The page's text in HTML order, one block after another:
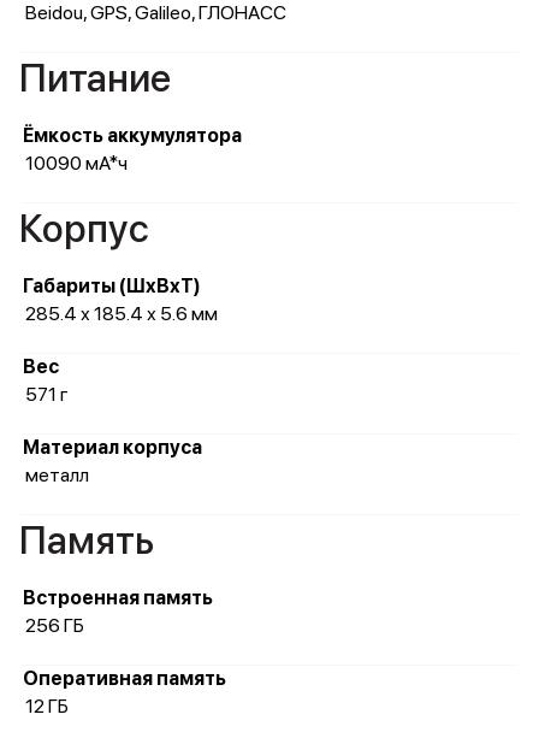
Beidou, GPS, Galileo, ГЛОНАСС
Питание
Ёмкость аккумулятора
10090 мА*ч
Корпус
Габариты (ШхВхТ)
285.4 х 185.4 х 5.6 мм
Вес
571 г
Материал корпуса
металл
Память
Встроенная память
256 ГБ
Оперативная память
12 ГБ